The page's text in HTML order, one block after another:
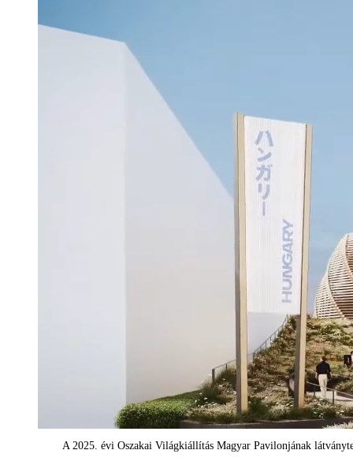
A 2025. évi Oszakai Világkiállítás Magyar Pavilonjának